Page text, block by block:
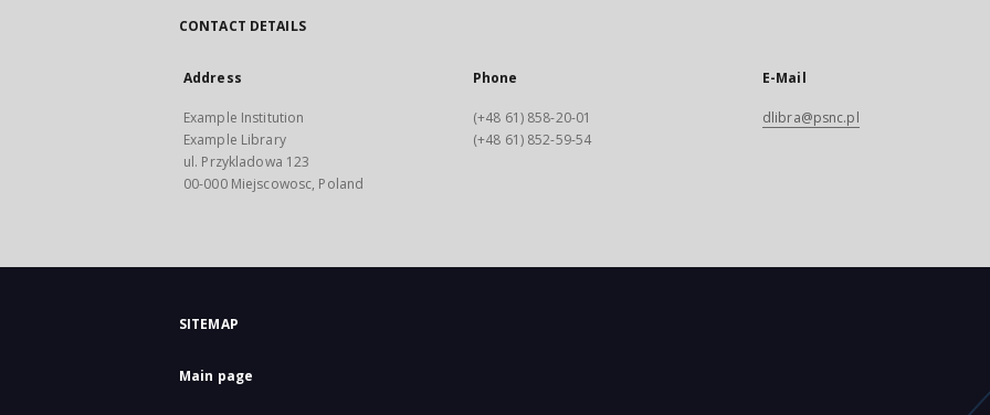
CONTACT DETAILS
Address
Example Institution
Example Library
ul. Przykladowa 123
00-000 Miejscowosc, Poland
Phone
(+48 61) 858-20-01
(+48 61) 852-59-54
E-Mail
dlibra@psnc.pl
SITEMAP
Main page